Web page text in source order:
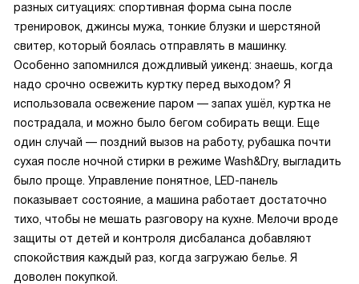
разных ситуациях: спортивная форма сына после
тренировок, джинсы мужа, тонкие блузки и шерстяной
свитер, который боялась отправлять в машинку.
Особенно запомнился дождливый уикенд: знаешь, когда
надо срочно освежить куртку перед выходом? Я
использовала освежение паром — запах ушёл, куртка не
пострадала, и можно было бегом собирать вещи. Еще
один случай — поздний вызов на работу, рубашка почти
сухая после ночной стирки в режиме Wash&Dry, выгладить
было проще. Управление понятное, LED-панель
показывает состояние, а машина работает достаточно
тихо, чтобы не мешать разговору на кухне. Мелочи вроде
защиты от детей и контроля дисбаланса добавляют
спокойствия каждый раз, когда загружаю белье. Я
доволен покупкой.